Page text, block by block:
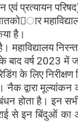
एवं प्रत्यायन
है।
महाविद्यालय
बाद वर्ष 2023 में
के लिए निरीक्षण
नैक द्वारा मूल्यांकन
होता है। इन
से इन बिंदुओं